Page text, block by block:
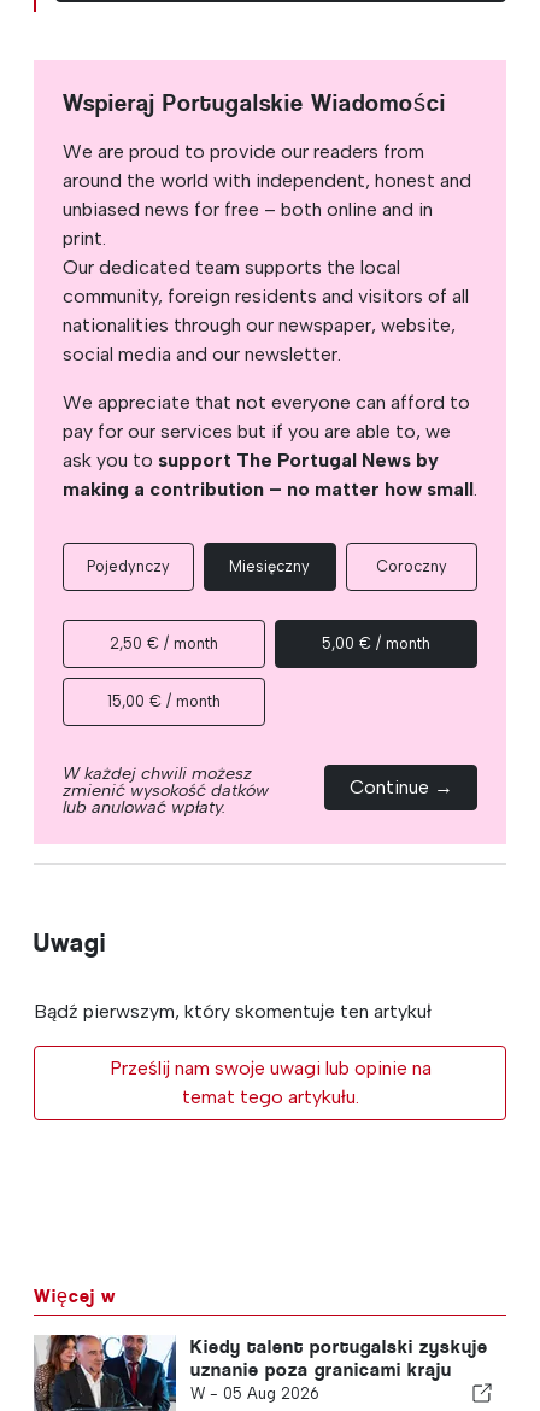
Wspieraj Portugalskie Wiadomości
We are proud to provide our readers from
around the world with independent, honest and
unbiased news for free – both online and in
print.
Our dedicated team supports the local
community, foreign residents and visitors of all
nationalities through our newspaper, website,
social media and our newsletter.
We appreciate that not everyone can afford to
pay for our services but if you are able to, we
ask you to support The Portugal News by
making a contribution – no matter how small.
Pojedynczy Miesięczny Coroczny
2,50 € / month 5,00 € / month
15,00 € / month
W każdej chwili możesz
zmienić wysokość datków
lub anulować wpłaty.
Continue →
Uwagi
Bądź pierwszym, który skomentuje ten artykuł
Prześlij nam swoje uwagi lub opinie na
temat tego artykułu.
Więcej w
Kiedy talent portugalski zyskuje
uznanie poza granicami kraju
W - 05 Aug 2026